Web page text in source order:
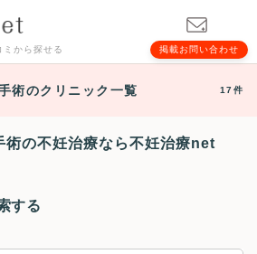
から探せる 掲載お問い合わせ
術のクリニック一覧 17件
術の不妊治療なら不妊治療net
する